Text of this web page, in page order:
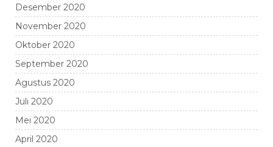
Desember 2020
November 2020
Oktober 2020
September 2020
Agustus 2020
Juli 2020
Mei 2020
April 2020